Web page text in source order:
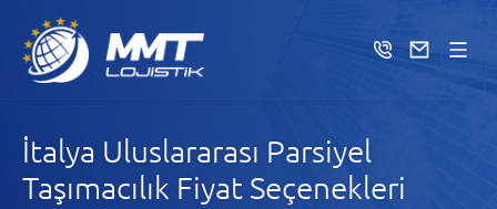
İtalya Uluslararası Parsiyel
Taşımacılık Fiyat Seçenekleri